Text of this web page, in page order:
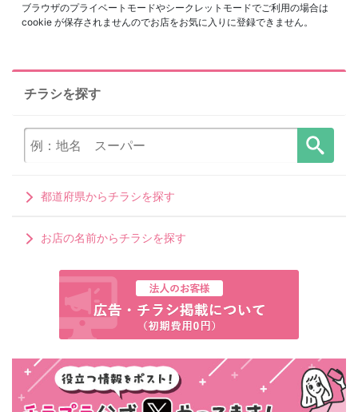
ブラウザのプライベートモードやシークレットモードでご利用の場合は
cookie が保存されませんのでお店をお気に入りに登録できません。
チラシを探す
都道府県からチラシを探す
お店の名前からチラシを探す